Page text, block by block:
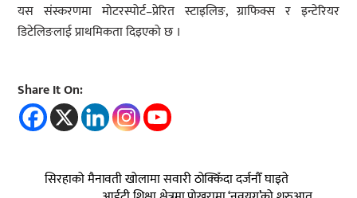
यस संस्करणमा मोटरस्पोर्ट–प्रेरित स्टाइलिङ, ग्राफिक्स र इन्टेरियर
डिटेलिङलाई प्राथमिकता दिइएको छ ।
Share It On:
सिरहाको मैनावती खोलामा सवारी ठोक्किँदा दर्जनौँ घाइते